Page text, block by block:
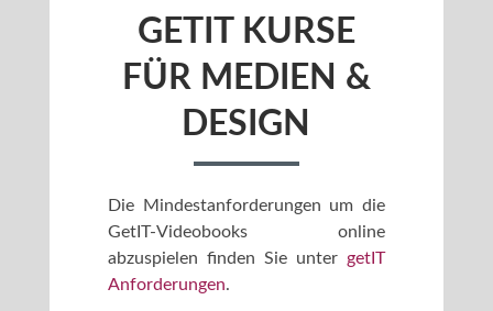
GETIT KURSE
FÜR MEDIEN &
DESIGN
Die Mindestanforderungen um die
GetIT-Videobooks online
abzuspielen finden Sie unter getIT
Anforderungen.